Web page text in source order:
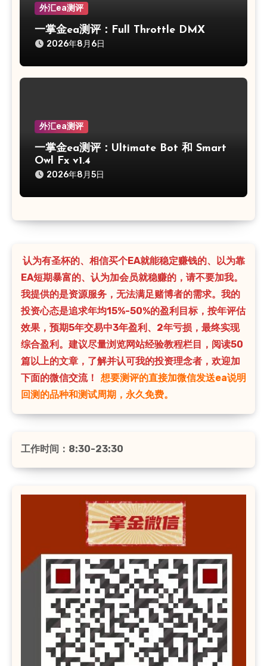
外汇ea测评
一掌金ea测评：Full Throttle DMX
2026年8月6日
外汇ea测评
一掌金ea测评：Ultimate Bot 和 Smart
Owl Fx v1.4
2026年8月5日
认为有圣杯的、相信买个EA就能稳定赚钱的、以为靠
EA短期暴富的、认为加会员就稳赚的，请不要加我。
我提供的是资源服务，无法满足赌博者的需求。我的
投资心态是追求年均15%-50%的盈利目标，按年评估
效果，预期5年交易中3年盈利、2年亏损，最终实现
综合盈利。建议尽量浏览网站经验教程栏目，阅读50
篇以上的文章，了解并认可我的投资理念者，欢迎加
下面的微信交流！
想要测评的直接加微信发送ea说明
回测的品种和测试周期，永久免费。
工作时间：8:30-23:30